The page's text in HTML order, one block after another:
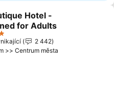
na seznam oblíbených
Hotel -
for Adults
ceny
2 442
>> Centrum města